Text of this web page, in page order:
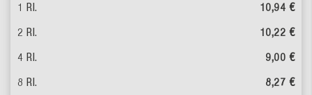
10,94 €
10,22 €
9,00 €
8,27 €